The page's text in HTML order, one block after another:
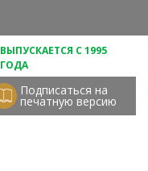
ВЫПУСКАЕТСЯ С 1995
ГОДА
Подписаться на
печатную версию